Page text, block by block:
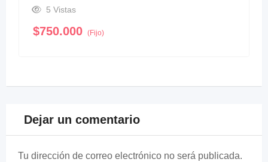
5 Vistas
$750.000 (Fijo)
Dejar un comentario
Tu dirección de correo electrónico no será publicada.